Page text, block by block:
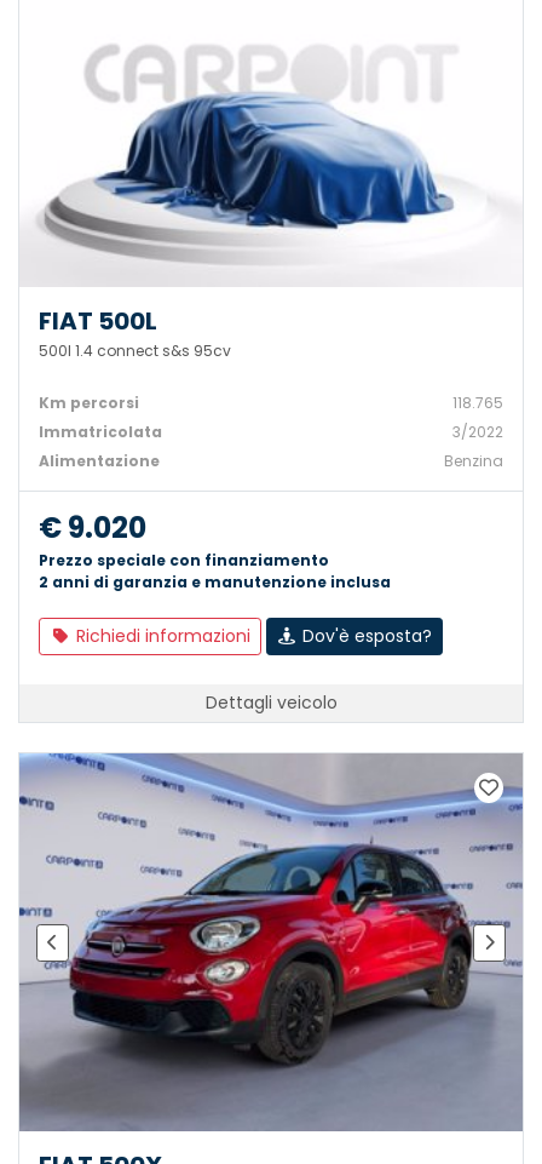
FIAT 500L
500l 1.4 connect s&s 95cv
Km percorsi
118.765
Immatricolata
3/2022
Alimentazione
Benzina
€ 9.020
Prezzo speciale con finanziamento
2 anni di garanzia e manutenzione inclusa
Richiedi informazioni Dov'è esposta?
Dettagli veicolo